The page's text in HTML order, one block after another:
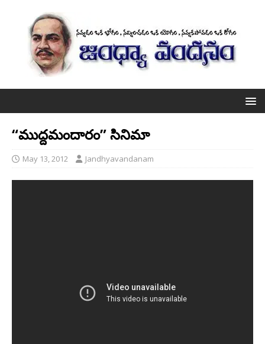
“ముద్దమందారం” సినిమా
May 13, 2012 Jandhyavandanam